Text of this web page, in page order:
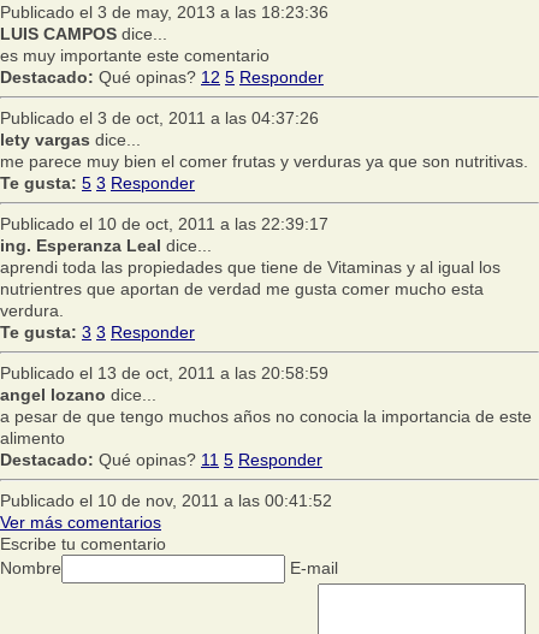
Publicado el 3 de may, 2013 a las 18:23:36
LUIS CAMPOS dice...
es muy importante este comentario
Destacado: Qué opinas? 12 5 Responder
Publicado el 3 de oct, 2011 a las 04:37:26
lety vargas dice...
me parece muy bien el comer frutas y verduras ya que son nutritivas.
Te gusta: 5 3 Responder
Publicado el 10 de oct, 2011 a las 22:39:17
ing. Esperanza Leal dice...
aprendi toda las propiedades que tiene de Vitaminas y al igual los
nutrientres que aportan de verdad me gusta comer mucho esta
verdura.
Te gusta: 3 3 Responder
Publicado el 13 de oct, 2011 a las 20:58:59
angel lozano dice...
a pesar de que tengo muchos años no conocia la importancia de este
alimento
Destacado: Qué opinas? 11 5 Responder
Publicado el 10 de nov, 2011 a las 00:41:52
Ver más comentarios
Escribe tu comentario
Nombre
E-mail